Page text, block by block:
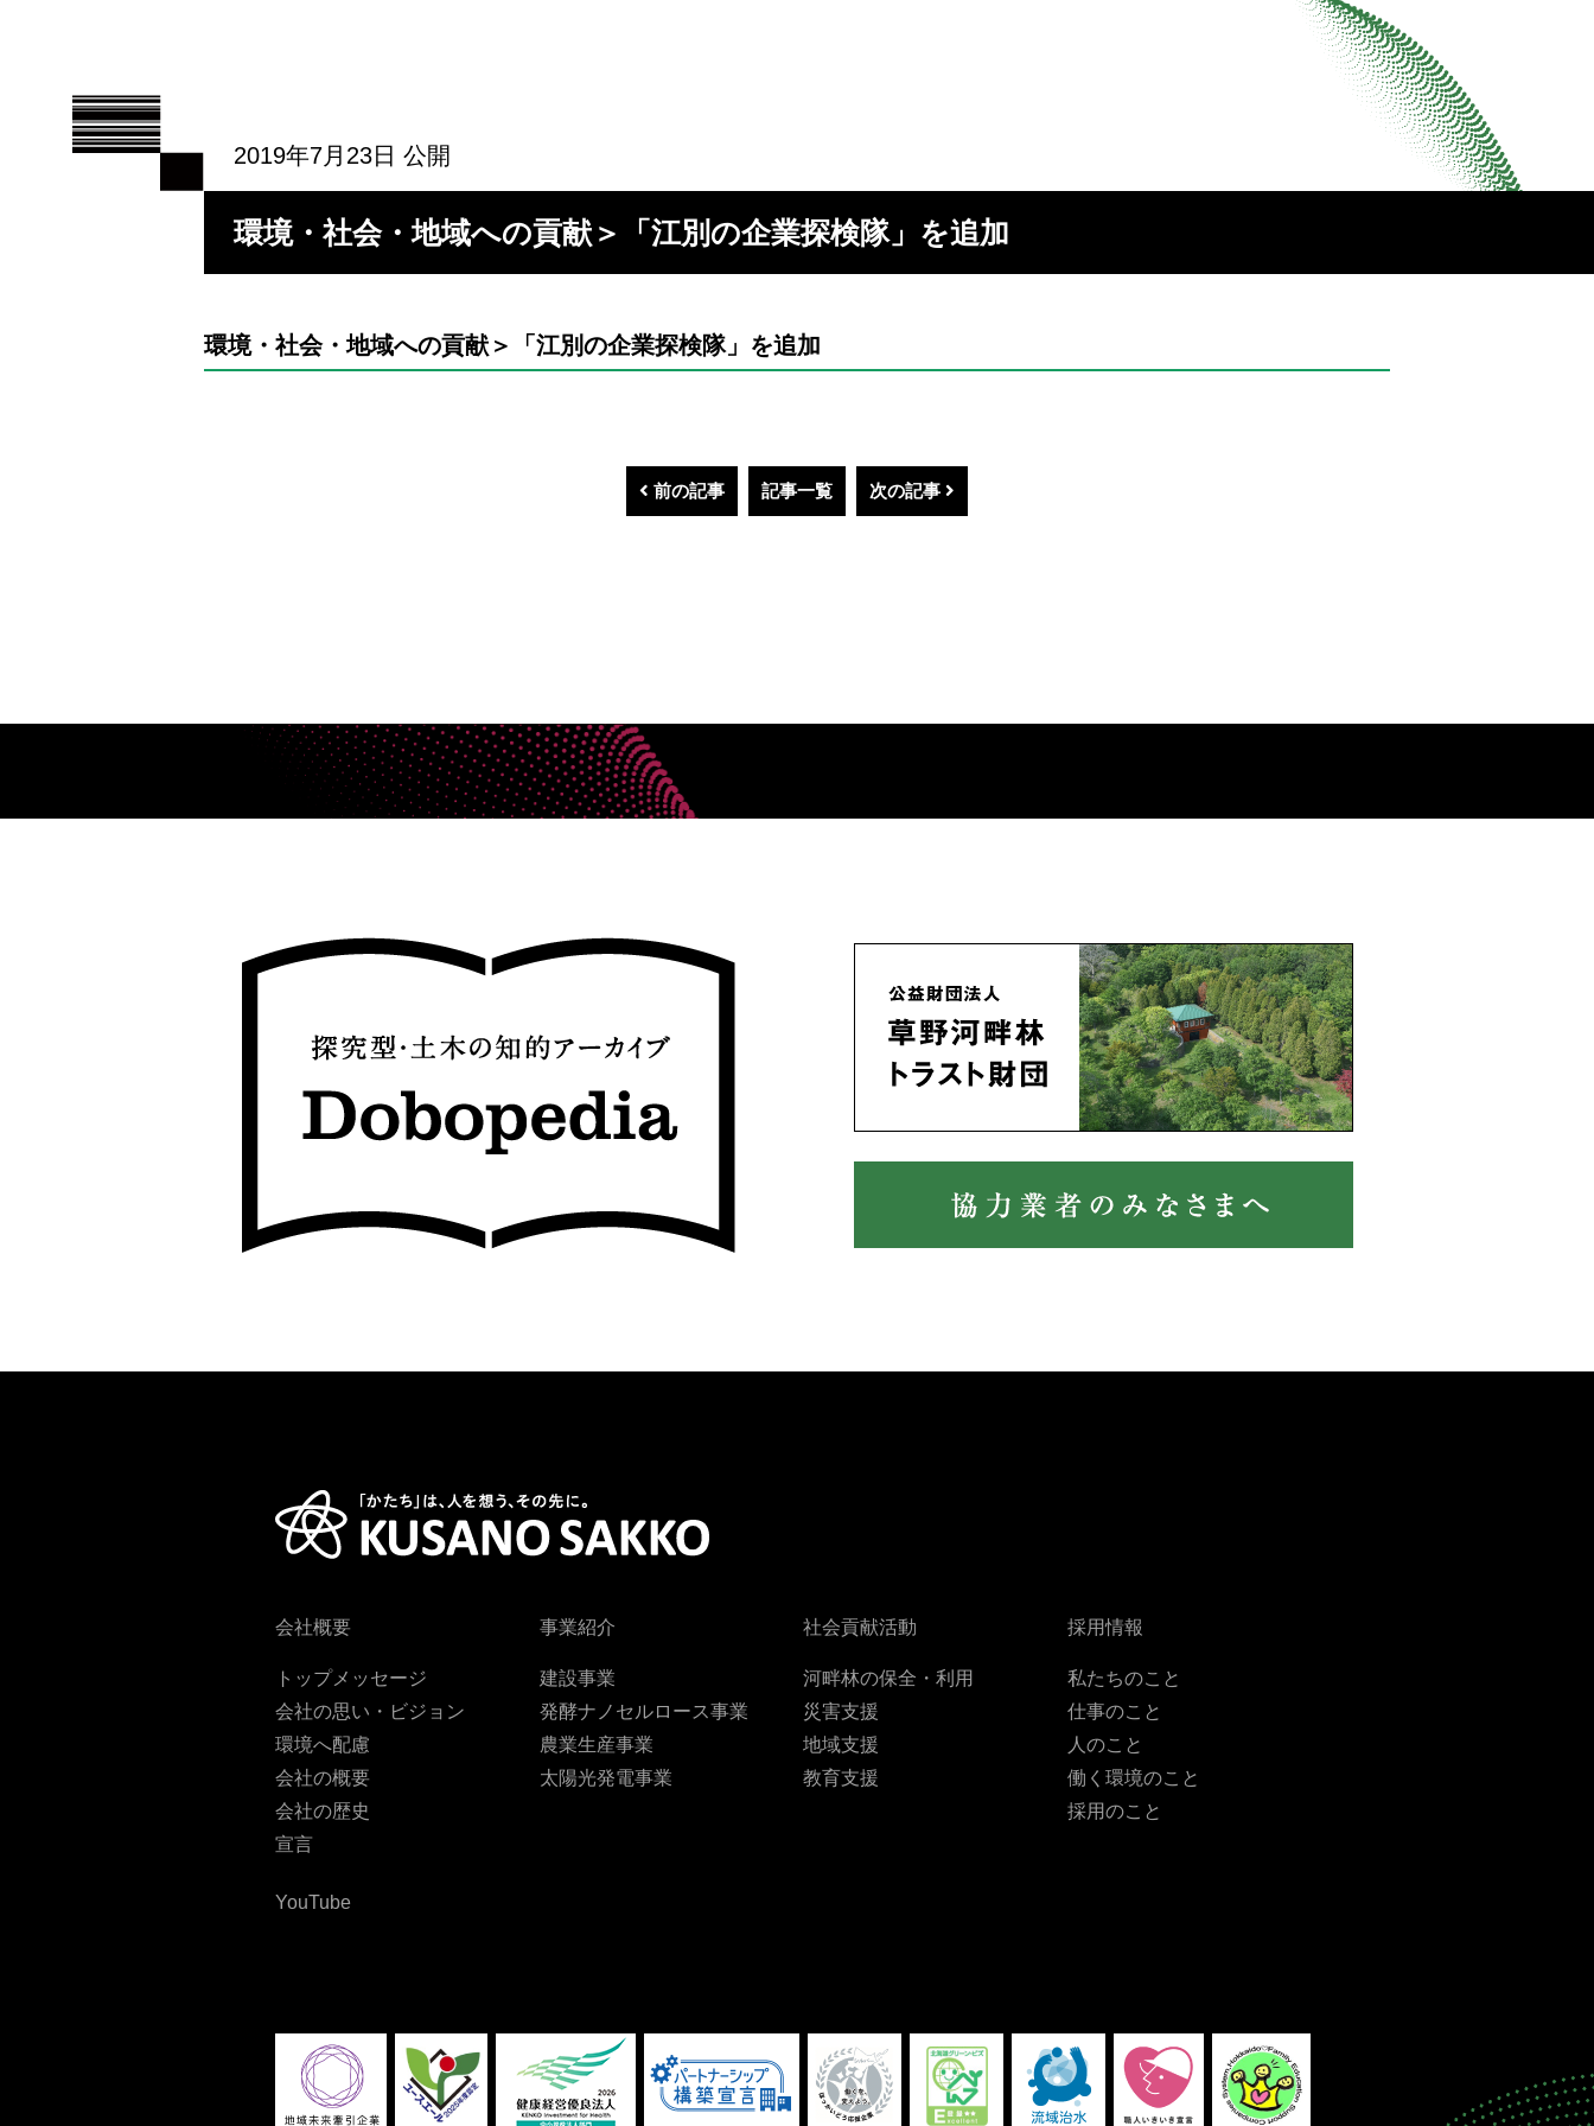
2019年7月23日 公開
環境・社会・地域への貢献＞「江別の企業探検隊」を追加
環境・社会・地域への貢献＞「江別の企業探検隊」を追加
前の記事 記事一覧 次の記事
会社概要
トップメッセージ
会社の思い・ビジョン
環境へ配慮
会社の概要
会社の歴史
宣言
事業紹介
建設事業
発酵ナノセルロース事業
農業生産事業
太陽光発電事業
社会貢献活動
河畔林の保全・利用
災害支援
地域支援
教育支援
採用情報
私たちのこと
仕事のこと
人のこと
働く環境のこと
採用のこと
YouTube